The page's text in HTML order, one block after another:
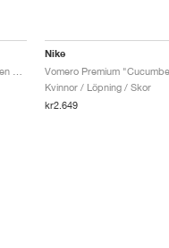
Nike
Kvinnor / Löpning / Skor
kr2.649